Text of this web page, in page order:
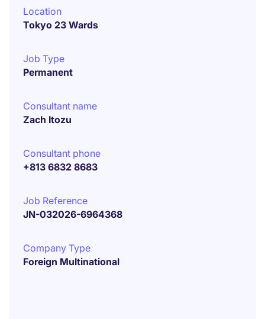
Location
Tokyo 23 Wards
Job Type
Permanent
Consultant name
Zach Itozu
Consultant phone
+813 6832 8683
Job Reference
JN-032026-6964368
Company Type
Foreign Multinational